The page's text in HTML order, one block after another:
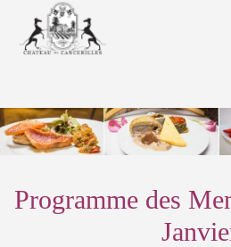
Programme des